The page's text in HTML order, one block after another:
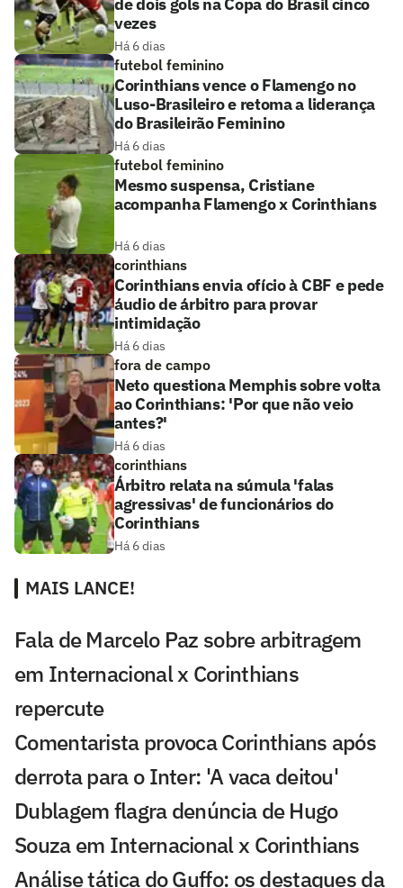
vezes
Há 6 dias
futebol feminino
Corinthians vence o Flamengo no
Luso-Brasileiro e retoma a liderança
do Brasileirão Feminino
Há 6 dias
futebol feminino
Mesmo suspensa, Cristiane
acompanha Flamengo x Corinthians
Há 6 dias
corinthians
Corinthians envia ofício à CBF e pede
áudio de árbitro para provar
intimidação
Há 6 dias
fora de campo
Neto questiona Memphis sobre volta
ao Corinthians: 'Por que não veio
antes?'
Há 6 dias
corinthians
Árbitro relata na súmula 'falas
agressivas' de funcionários do
Corinthians
Há 6 dias
MAIS LANCE!
Fala de Marcelo Paz sobre arbitragem
em Internacional x Corinthians
repercute
Comentarista provoca Corinthians após
derrota para o Inter: 'A vaca deitou'
Dublagem flagra denúncia de Hugo
Souza em Internacional x Corinthians
Análise tática do Guffo: os destaques da